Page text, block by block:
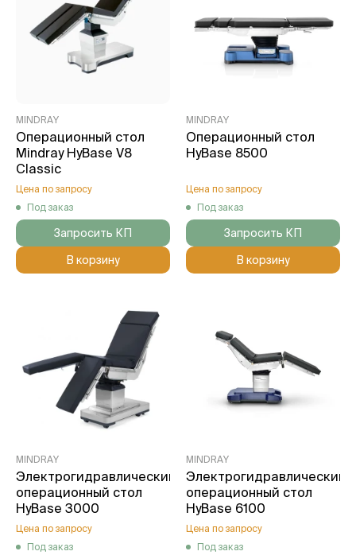
MINDRAY
Операционный стол
Mindray HyBase V8
Classic
Цена по запросу
Под заказ
Запросить КП
В корзину
MINDRAY
Операционный стол
HyBase 8500
Цена по запросу
Под заказ
Запросить КП
В корзину
MINDRAY
Электрогидравлический
операционный стол
HyBase 3000
Цена по запросу
Под заказ
MINDRAY
Электрогидравлический
операционный стол
HyBase 6100
Цена по запросу
Под заказ